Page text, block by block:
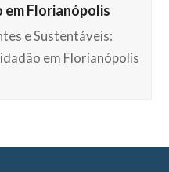
Florianópolis
e Sustentáveis:
em Florianópolis